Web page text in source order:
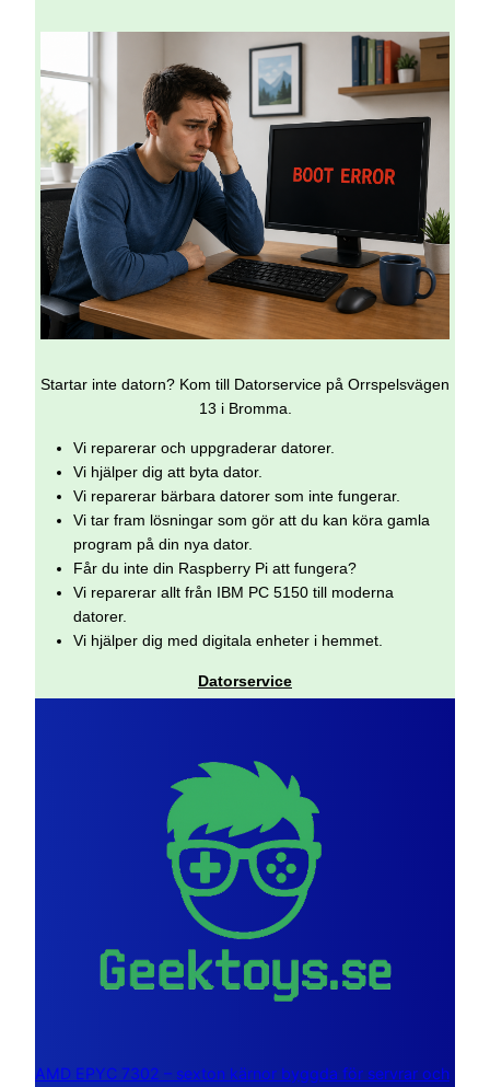
Startar inte datorn? Kom till Datorservice på Orrspelsvägen
13 i Bromma.
Vi reparerar och uppgraderar datorer.
Vi hjälper dig att byta dator.
Vi reparerar bärbara datorer som inte fungerar.
Vi tar fram lösningar som gör att du kan köra gamla
program på din nya dator.
Får du inte din Raspberry Pi att fungera?
Vi reparerar allt från IBM PC 5150 till moderna
datorer.
Vi hjälper dig med digitala enheter i hemmet.
Datorservice
AMD EPYC 7302 – sexton kärnor byggda för servrar och